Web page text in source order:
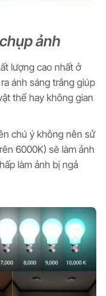
ảnh
lượng cao nhất ở
ánh sáng trắng giúp
thể hay không gian
chú ý không nên sử
6000K) sẽ làm ảnh
làm ảnh bị ngả